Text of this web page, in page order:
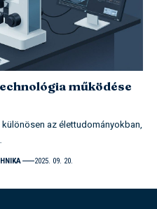
működése
az élettudományokban,
2025. 09. 20.